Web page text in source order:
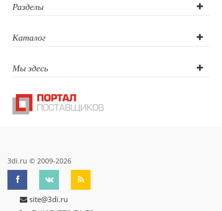
Разделы
Каталог
Мы здесь
3di.ru © 2009-2026
site@3di.ru